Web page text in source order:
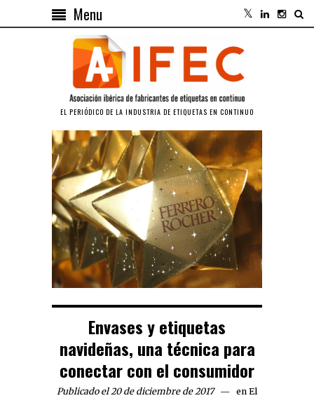
Menu
EL PERIÓDICO DE LA INDUSTRIA DE ETIQUETAS EN CONTINUO
Envases y etiquetas
navideñas, una técnica para
conectar con el consumidor
Publicado el 20 de diciembre de 2017 en El